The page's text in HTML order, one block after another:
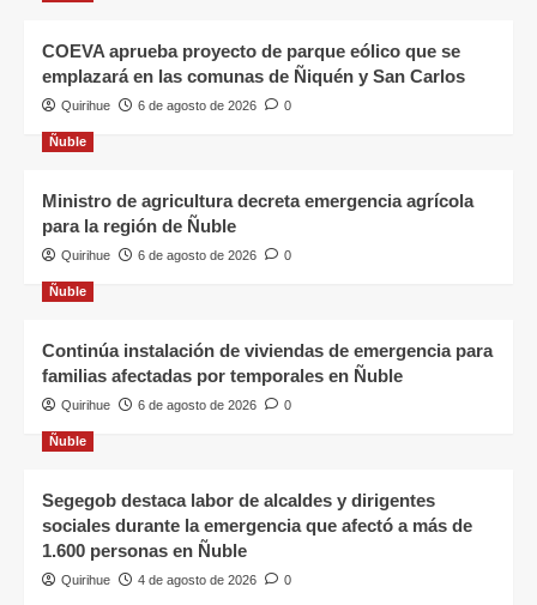
COEVA aprueba proyecto de parque eólico que se
emplazará en las comunas de Ñiquén y San Carlos
Quirihue 6 de agosto de 2026 0
Ñuble
Ministro de agricultura decreta emergencia agrícola
para la región de Ñuble
Quirihue 6 de agosto de 2026 0
Ñuble
Continúa instalación de viviendas de emergencia para
familias afectadas por temporales en Ñuble
Quirihue 6 de agosto de 2026 0
Ñuble
Segegob destaca labor de alcaldes y dirigentes
sociales durante la emergencia que afectó a más de
1.600 personas en Ñuble
Quirihue 4 de agosto de 2026 0